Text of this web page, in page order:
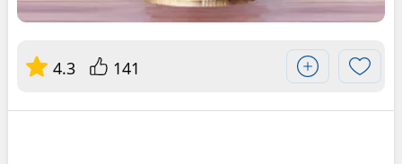
4.3 141